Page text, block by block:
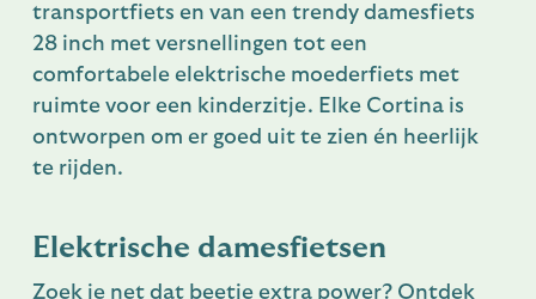
transportfiets en van een trendy damesfiets
28 inch met versnellingen tot een
comfortabele elektrische moederfiets met
ruimte voor een kinderzitje. Elke Cortina is
ontworpen om er goed uit te zien én heerlijk
te rijden.
Elektrische damesfietsen
Zoek je net dat beetje extra power? Ontdek